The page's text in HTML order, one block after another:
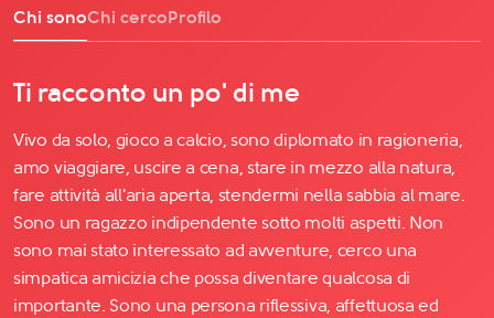
Chi sonoChi cercoProfilo
Ti racconto un po' di me
Vivo da solo, gioco a calcio, sono diplomato in ragioneria,
amo viaggiare, uscire a cena, stare in mezzo alla natura,
fare attività all'aria aperta, stendermi nella sabbia al mare.
Sono un ragazzo indipendente sotto molti aspetti. Non
sono mai stato interessato ad avventure, cerco una
simpatica amicizia che possa diventare qualcosa di
importante. Sono una persona riflessiva, affettuosa ed